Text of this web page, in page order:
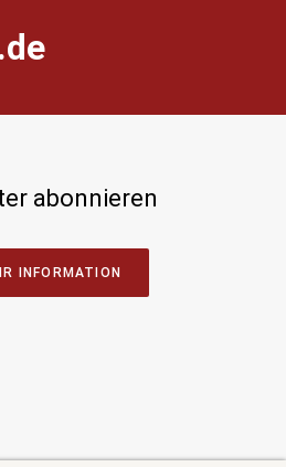
abonnieren
INFORMATION